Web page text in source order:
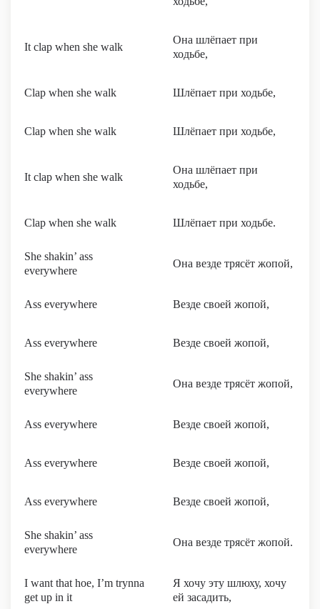
It clap when she walk
Она шлёпает при
ходьбе,
Clap when she walk Шлёпает при ходьбе,
Clap when she walk Шлёпает при ходьбе,
It clap when she walk
Она шлёпает при
ходьбе,
Clap when she walk Шлёпает при ходьбе.
She shakin’ ass
everywhere
Она везде трясёт жопой,
Ass everywhere Везде своей жопой,
Ass everywhere Везде своей жопой,
She shakin’ ass
everywhere
Она везде трясёт жопой,
Ass everywhere Везде своей жопой,
Ass everywhere Везде своей жопой,
Ass everywhere Везде своей жопой,
She shakin’ ass
everywhere
Она везде трясёт жопой.
I want that hoe, I’m trynna
get up in it
Я хочу эту шлюху, хочу
ей засадить,